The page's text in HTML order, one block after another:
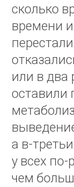
сколько
времени
или в два
оставили
а в-
у всех по-
чем